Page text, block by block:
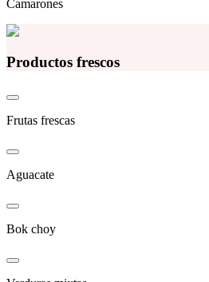
Camarones
Productos frescos
Frutas frescas
Aguacate
Bok choy